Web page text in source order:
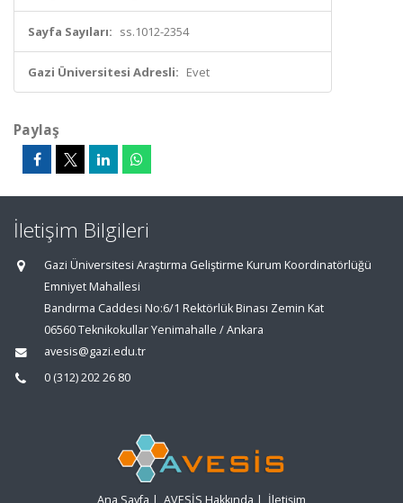
Sayfa Sayıları: ss.1012-2354
Gazi Üniversitesi Adresli: Evet
Paylaş
İletişim Bilgileri
Gazi Üniversitesi Araştırma Geliştirme Kurum Koordinatörlüğü
Emniyet Mahallesi
Bandırma Caddesi No:6/1 Rektörlük Binası Zemin Kat
06560 Teknikokullar Yenimahalle / Ankara
avesis@gazi.edu.tr
0 (312) 202 26 80
Ana Sayfa | AVESİS Hakkında | İletişim